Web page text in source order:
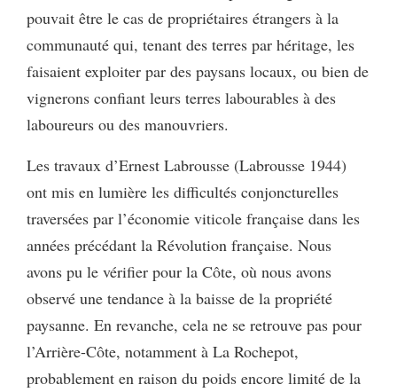
pouvait être le cas de propriétaires étrangers à la
communauté qui, tenant des terres par héritage, les
faisaient exploiter par des paysans locaux, ou bien de
vignerons confiant leurs terres labourables à des
laboureurs ou des manouvriers.
Les travaux d’Ernest Labrousse (Labrousse 1944)
ont mis en lumière les difficultés conjoncturelles
traversées par l’économie viticole française dans les
années précédant la Révolution française. Nous
avons pu le vérifier pour la Côte, où nous avons
observé une tendance à la baisse de la propriété
paysanne. En revanche, cela ne se retrouve pas pour
l’Arrière-Côte, notamment à La Rochepot,
probablement en raison du poids encore limité de la